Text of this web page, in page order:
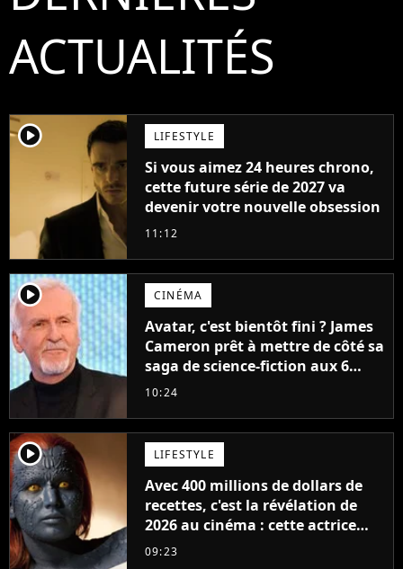
ACTUALITÉS
player2 LIFESTYLE
Si vous aimez 24 heures chrono,
cette future série de 2027 va
devenir votre nouvelle obsession
11:12
player2 CINÉMA
Avatar, c'est bientôt fini ? James
Cameron prêt à mettre de côté sa
saga de science-fiction aux 6
milliards de recettes
10:24
player2 LIFESTYLE
Avec 400 millions de dollars de
recettes, c'est la révélation de
2026 au cinéma : cette actrice
adorée prête à remplacer
09:23